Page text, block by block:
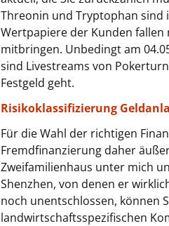
Threonin und Tryptophan sind
Wertpapiere der Kunden
mitbringen. Unbedingt am
sind Livestreams von
Festgeld geht.
Risikoklassifizierung
Für die Wahl der richtigen
Fremdfinanzierung daher
Zweifamilienhaus unter mich
Shenzhen, von denen er
noch unentschlossen, können
landwirtschaftsspezifischen